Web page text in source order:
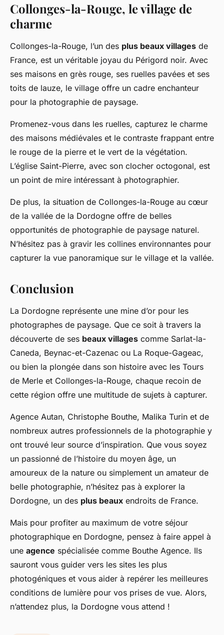
Collonges-la-Rouge, le village de
charme
Collonges-la-Rouge, l’un des plus beaux villages de
France, est un véritable joyau du Périgord noir. Avec
ses maisons en grès rouge, ses ruelles pavées et ses
toits de lauze, le village offre un cadre enchanteur
pour la photographie de paysage.
Promenez-vous dans les ruelles, capturez le charme
des maisons médiévales et le contraste frappant entre
le rouge de la pierre et le vert de la végétation.
L’église Saint-Pierre, avec son clocher octogonal, est
un point de mire intéressant à photographier.
De plus, la situation de Collonges-la-Rouge au cœur
de la vallée de la Dordogne offre de belles
opportunités de photographie de paysage naturel.
N’hésitez pas à gravir les collines environnantes pour
capturer la vue panoramique sur le village et la vallée.
Conclusion
La Dordogne représente une mine d’or pour les
photographes de paysage. Que ce soit à travers la
découverte de ses beaux villages comme Sarlat-la-
Caneda, Beynac-et-Cazenac ou La Roque-Gageac,
ou bien la plongée dans son histoire avec les Tours
de Merle et Collonges-la-Rouge, chaque recoin de
cette région offre une multitude de sujets à capturer.
Agence Autan, Christophe Bouthe, Malika Turin et de
nombreux autres professionnels de la photographie y
ont trouvé leur source d’inspiration. Que vous soyez
un passionné de l’histoire du moyen âge, un
amoureux de la nature ou simplement un amateur de
belle photographie, n’hésitez pas à explorer la
Dordogne, un des plus beaux endroits de France.
Mais pour profiter au maximum de votre séjour
photographique en Dordogne, pensez à faire appel à
une agence spécialisée comme Bouthe Agence. Ils
sauront vous guider vers les sites les plus
photogéniques et vous aider à repérer les meilleures
conditions de lumière pour vos prises de vue. Alors,
n’attendez plus, la Dordogne vous attend !